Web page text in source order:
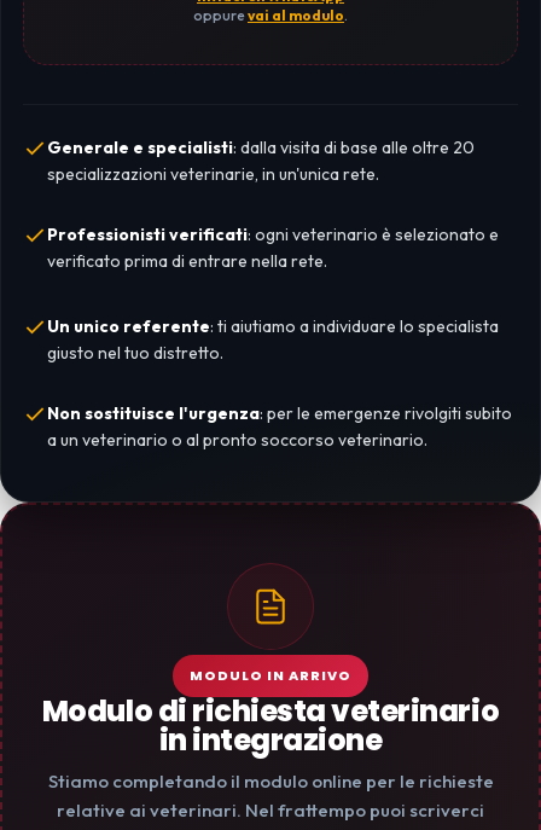
oppurevai al modulo.
Generale e specialisti: dalla visita di base alle oltre 20
specializzazioni veterinarie, in un'unica rete.
Professionisti verificati: ogni veterinario è selezionato e
verificato prima di entrare nella rete.
Un unico referente: ti aiutiamo a individuare lo specialista
giusto nel tuo distretto.
Non sostituisce l'urgenza: per le emergenze rivolgiti subito
a un veterinario o al pronto soccorso veterinario.
MODULO IN ARRIVO
Modulo di richiesta veterinario
in integrazione
Stiamo completando il modulo online per le richieste
relative ai veterinari. Nel frattempo puoi scriverci